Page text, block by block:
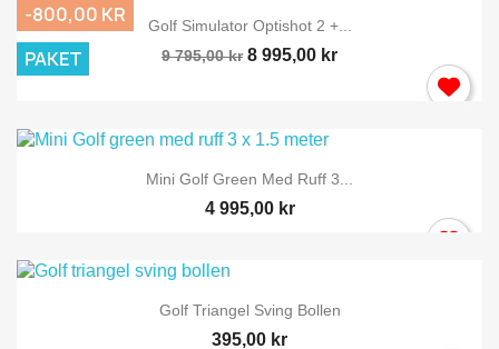
Golf Simulator Optishot 2 +...
9 795,00 kr 8 995,00 kr
-800,00 KR
PAKET
Mini Golf Green Med Ruff 3...
4 995,00 kr
Golf Triangel Sving Bollen
395,00 kr